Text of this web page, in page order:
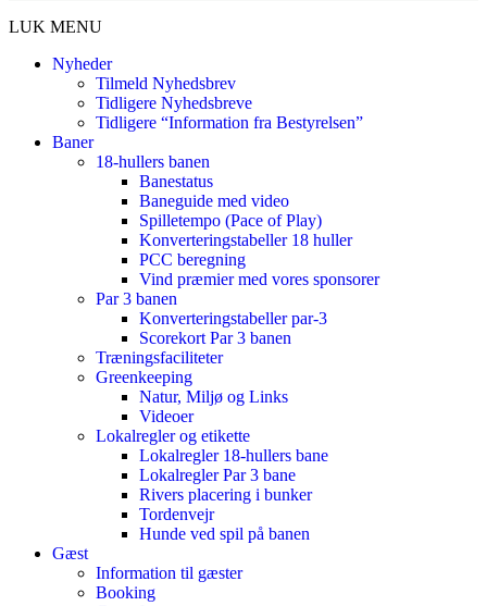
LUK MENU
Nyheder
Tilmeld Nyhedsbrev
Tidligere Nyhedsbreve
Tidligere “Information fra Bestyrelsen”
Baner
18-hullers banen
Banestatus
Baneguide med video
Spilletempo (Pace of Play)
Konverteringstabeller 18 huller
PCC beregning
Vind præmier med vores sponsorer
Par 3 banen
Konverteringstabeller par-3
Scorekort Par 3 banen
Træningsfaciliteter
Greenkeeping
Natur, Miljø og Links
Videoer
Lokalregler og etikette
Lokalregler 18-hullers bane
Lokalregler Par 3 bane
Rivers placering i bunker
Tordenvejr
Hunde ved spil på banen
Gæst
Information til gæster
Booking